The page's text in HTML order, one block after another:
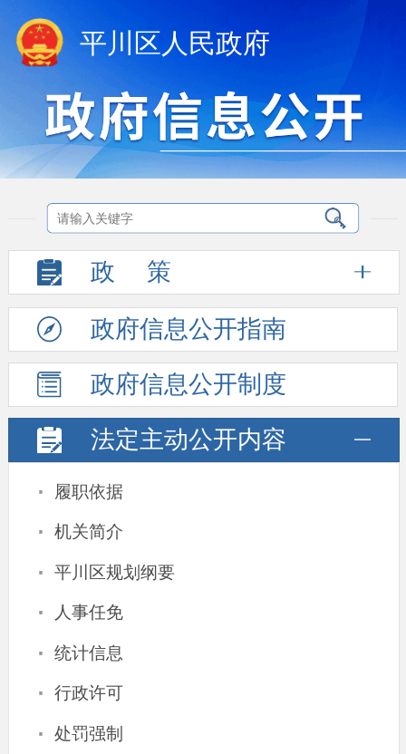
平川区人民政府
政 策
政府信息公开指南
政府信息公开制度
法定主动公开内容
· 履职依据
· 机关简介
· 平川区规划纲要
· 人事任免
· 统计信息
· 行政许可
· 处罚强制